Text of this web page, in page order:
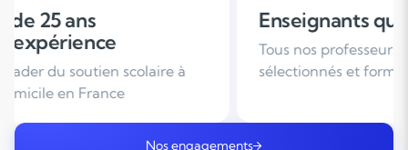
Enseignants qualifiés
Tous nos professeurs sont
sélectionnés et formés
Des horaires
à votre emploi
Nos engagements